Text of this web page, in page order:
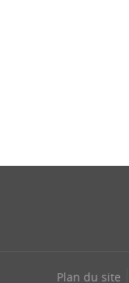
Plan du site